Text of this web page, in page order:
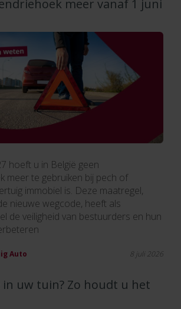
meer vanaf 1 juni
hoeft u in België geen
meer te gebruiken bij pech of
immobiel is. Deze maatregel,
nieuwe wegcode, heeft als
de veiligheid van bestuurders en hun
Auto 8 juli 2026
uw tuin? Zo houdt u het